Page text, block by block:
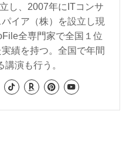
し、2007年にITコンサ
イア（株）を設立し現
全専門家で全国１位
績を持つ。全国で年間
演も行う。